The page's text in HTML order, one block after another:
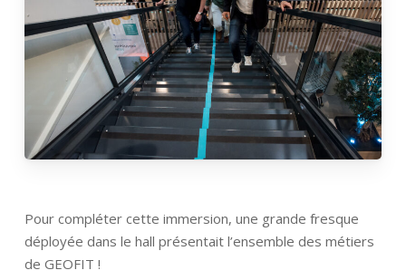
Pour compléter cette immersion, une grande fresque
déployée dans le hall présentait l’ensemble des métiers
de GEOFIT !